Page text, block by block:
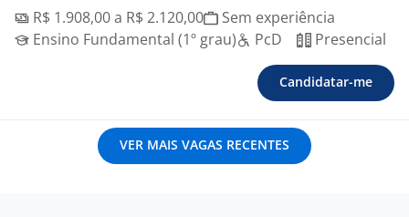
R$ 1.908,00 a R$ 2.120,00
Sem experiência
Ensino Fundamental (1º grau)
PcD Presencial
Candidatar-me
VER MAIS VAGAS RECENTES